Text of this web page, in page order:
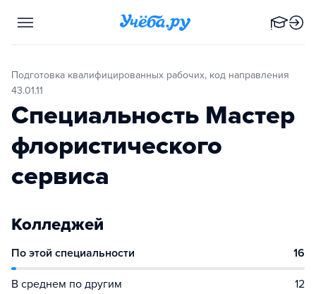
Подготовка квалифицированных рабочих, код направления
43.01.11
Специальность Мастер
флористического
сервиса
Колледжей
По этой специальности 16
В среднем по другим 12